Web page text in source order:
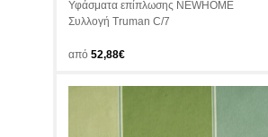
Υφάσματα επίπλωσης NEWHOME
Συλλογή Truman C/7
από 52,88€